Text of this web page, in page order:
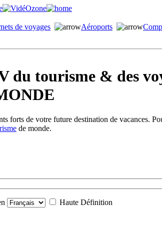
de voyages Aéroports
tourisme & des
forts de votre future destination de vacances.
de monde.
Haute Définition